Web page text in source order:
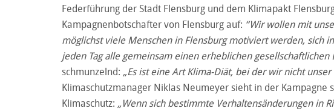
Federführung der Stadt Flensburg und dem Klimapakt
Kampagnenbotschafter von Flensburg auf: “Wir wollen mit
möglichst viele Menschen in Flensburg motiviert werden, sich
jeden Tag alle gemeinsam einen erheblichen
schmunzelnd: „Es ist eine Art Klima-Diät, bei der wir nicht
Klimaschutzmanager Niklas Neumeyer sieht in der
Klimaschutz: „Wenn sich bestimmte Verhaltensänderungen in